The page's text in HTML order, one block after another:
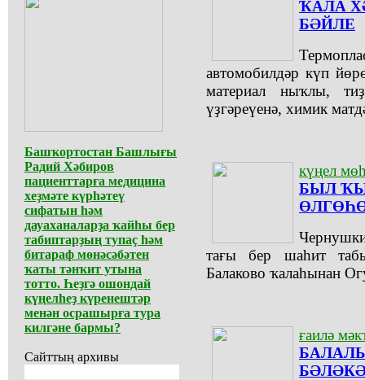
Башҡортостан Башлығы
Радий Хәбиров
пациенттарға медицина
хеҙмәте күрһәтеү
сифатын һәм
дауаханаларҙа ҡайһы бер
табиптарҙың тупаҫ һәм
битараф мөнәсәбәтен
ҡаты тәнҡит утына
тотто. Һеҙгә ошондай
күңелһеҙ күренештәр
менән осрашырға тура
килгәне бармы?
Сайттың архивы
ҠАЛА
БӘЙЛЕ
автомобилдәр күп
материал ныҡлы,
үҙгәреүенә, химик
күңел
БЫЛ
тағы бер шаһит
Балаково ҡалаһынан
ғаилә